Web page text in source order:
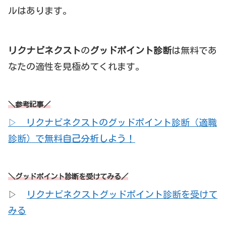
ルはあります。
リクナビネクストのグッドポイント診断は無料であ
なたの適性を見極めてくれます。
＼参考記事／
▷ リクナビネクストのグッドポイント診断（適職
診断）で無料自己分析しよう！
＼グッドポイント診断を受けてみる／
▷
リクナビネクストグッドポイント診断を受けて
みる